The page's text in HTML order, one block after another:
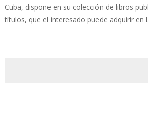
Cuba, dispone en su colección de libros
títulos, que el interesado puede adquirir en